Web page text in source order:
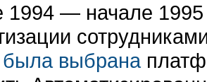
1994 — начале 1995
была выбрана